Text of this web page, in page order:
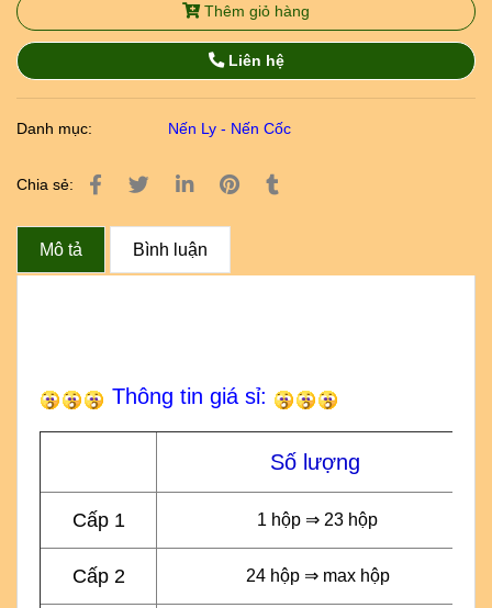
Thêm giỏ hàng
Liên hệ
Danh mục: Nến Ly - Nến Cốc
Chia sẻ:
Mô tả Bình luận
Thông tin giá sỉ:
Số lượng
Cấp 1 1 hộp ⇒ 23 hộp
Cấp 2 24 hộp ⇒ max hộp